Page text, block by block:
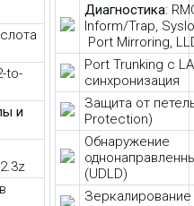
to-
и
Диагностика:
Inform/Trap,
Port Mirroring,
Port Trunking с
синхронизация
Защита от
Protection)
Обнаружение
(UDLD)